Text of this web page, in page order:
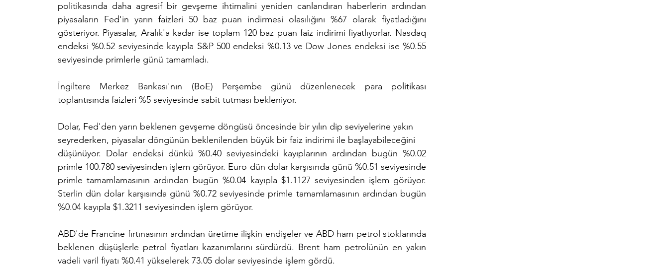
politikasında daha agresif bir gevşeme ihtimalini yeniden canlandıran haberlerin ardından
piyasaların Fed'in yarın faizleri 50 baz puan indirmesi olasılığını %67 olarak fiyatladığını
gösteriyor. Piyasalar, Aralık'a kadar ise toplam 120 baz puan faiz indirimi fiyatlıyorlar. Nasdaq
endeksi %0.52 seviyesinde kayıpla S&P 500 endeksi %0.13 ve Dow Jones endeksi ise %0.55
seviyesinde primlerle günü tamamladı.
İngiltere Merkez Bankası'nın (BoE) Perşembe günü düzenlenecek para politikası
toplantısında faizleri %5 seviyesinde sabit tutması bekleniyor.
Dolar, Fed'den yarın beklenen gevşeme döngüsü öncesinde bir yılın dip seviyelerine yakın
seyrederken, piyasalar döngünün beklenilenden büyük bir faiz indirimi ile başlayabileceğini
düşünüyor. Dolar endeksi dünkü %0.40 seviyesindeki kayıplarının ardından bugün %0.02
primle 100.780 seviyesinden işlem görüyor. Euro dün dolar karşısında günü %0.51 seviyesinde
primle tamamlamasının ardından bugün %0.04 kayıpla $1.1127 seviyesinden işlem görüyor.
Sterlin dün dolar karşısında günü %0.72 seviyesinde primle tamamlamasının ardından bugün
%0.04 kayıpla $1.3211 seviyesinden işlem görüyor.
ABD'de Francine fırtınasının ardından üretime ilişkin endişeler ve ABD ham petrol stoklarında
beklenen düşüşlerle petrol fiyatları kazanımlarını sürdürdü. Brent ham petrolünün en yakın
vadeli varil fiyatı %0.41 yükselerek 73.05 dolar seviyesinde işlem gördü.